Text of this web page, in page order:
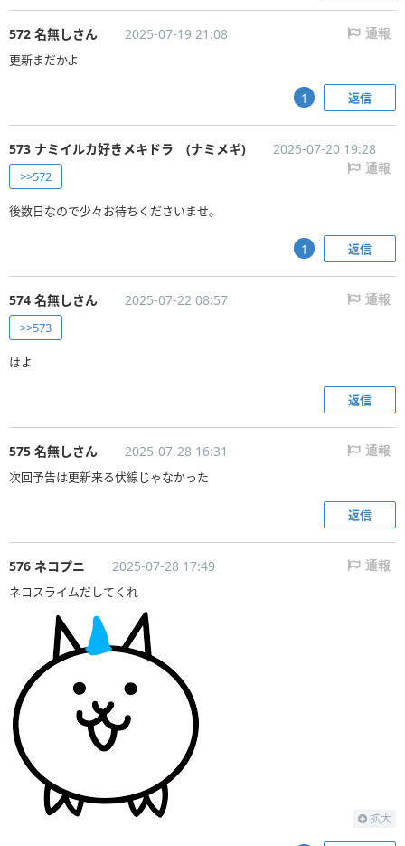
572 名無しさん 2025-07-19 21:08 通報
更新まだかよ
返信
1
573 ナミイルカ好きメキドラ (ナミメギ) 2025-07-20 19:28
通報
>>572
後数日なので少々お待ちくださいませ。
返信
1
574 名無しさん 2025-07-22 08:57 通報
>>573
はよ
返信
575 名無しさん 2025-07-28 16:31 通報
次回予告は更新来る伏線じゃなかった
返信
576 ネコプニ 2025-07-28 17:49 通報
ネコスライムだしてくれ
拡大